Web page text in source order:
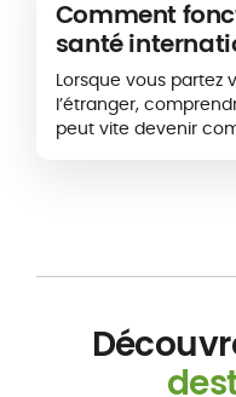
n’est toutefois pas
notamment de la
géographique de
prévues par
Comment
santé
Lorsque vous partez
l’étranger,
peut vite devenir